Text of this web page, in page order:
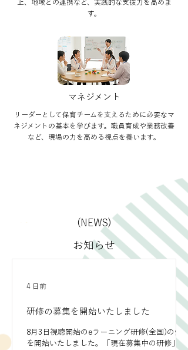
止、地域との連携など、実践的な支援力を高めま
す。
マネジメント
リーダーとして保育チームを支えるために必要なマ
ネジメントの基本を学びます。職員育成や業務改善
など、現場の力を高める視点を養います。
(NEWS)
​お知らせ
研修の募集を開始いたしました
8月3日視聴開始のeラーニング研修(全国)の受付
を開始いたしました。「現在募集中の研修」ペ
4 日前